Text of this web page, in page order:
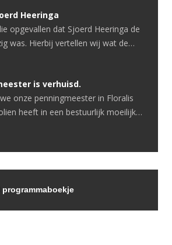
Heeringa
opgevallen dat Sjoerd Heeringa de
was. Hierbij vertellen wij wat de
heeft onlangs te horen
operatie voor gehad.
goed is verlopen is er uitval in
[…]
is verhuisd.
onze penningmeester in Floralis
heeft in een bestuurlijk moeilijke
overgenomen.
te stoppen. Zonder inkomsten
doorgaan. Ook toen er een
moest worden genomen: het stoppen
kaartjes aan […]
programmaboekje